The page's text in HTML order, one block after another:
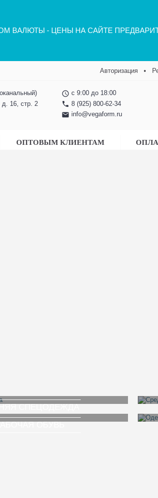
ВАЛЮТЫ - ЦЕНЫ НА САЙТЕ
Авторизация •
д. 16, стр. 2
access_time с 9:00 до 18:00
phone 8 (925) 800-62-34
email info@vegaform.ru
ОПТОВЫМ КЛИЕНТАМ
СПЕЦОДЕЖДА
ОБУВЬ